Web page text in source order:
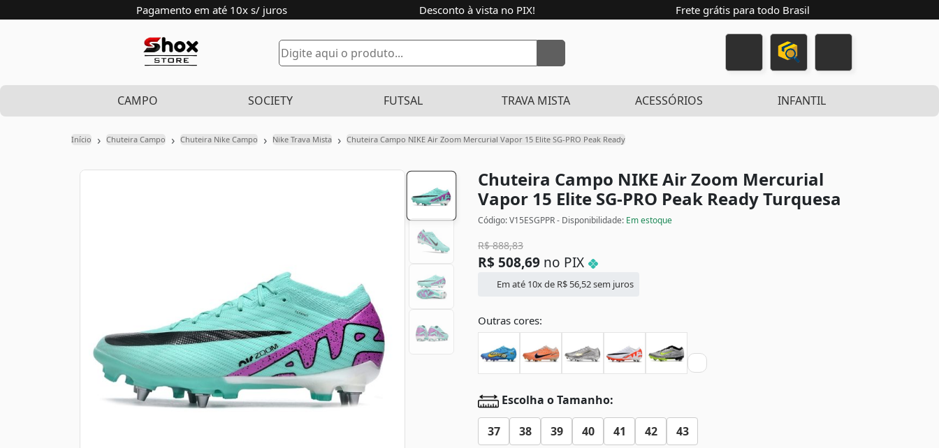
Pagamento em até 10x s/ juros Desconto à vista no PIX! Frete grátis para todo Brasil
CAMPO SOCIETY FUTSAL TRAVA MISTA ACESSÓRIOS INFANTIL
Início › Chuteira Campo › Chuteira Nike Campo › Nike Trava Mista › Chuteira Campo NIKE Air Zoom Mercurial Vapor 15 Elite SG-PRO Peak Ready
Chuteira Campo NIKE Air Zoom Mercurial
Vapor 15 Elite SG-PRO Peak ReadyTurquesa
Código: V15ESGPPR - Disponibilidade: Em estoque
R$888,83
R$ 508,69 no PIX
Em até 10x de R$ 56,52sem juros
Outras cores:
Escolha o Tamanho:
37 38 39 40 41 42 43